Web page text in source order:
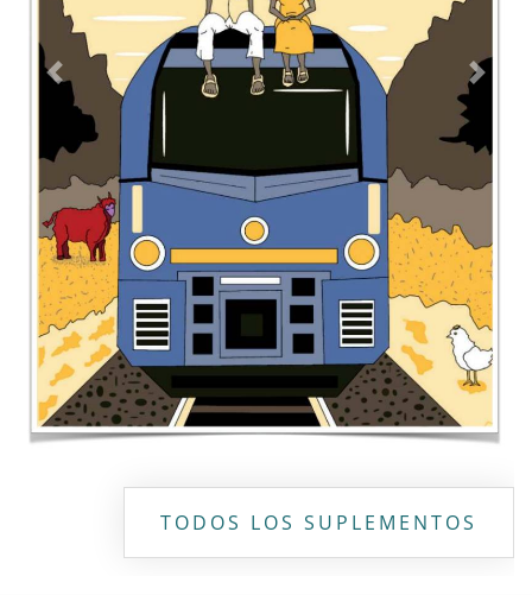
Previous Next
TODOS LOS SUPLEMENTOS